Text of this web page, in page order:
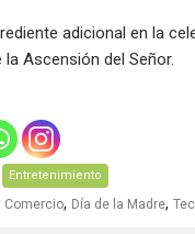
adicional en la
Ascensión del Señor.
Entretenimiento
Comercio, Día de la Madre,